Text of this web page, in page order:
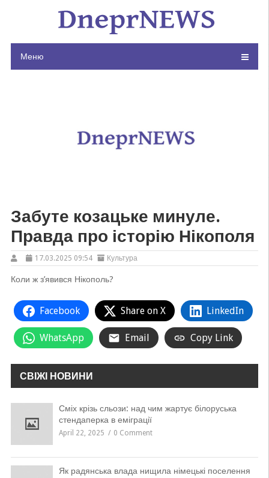
Меню
Забуте козацьке минуле.
Правда про історію Нікополя
17.03.2025 09:54 Культура
Коли ж з’явився Нікополь?
Facebook Share on X LinkedIn
WhatsApp Email Copy Link
СВІЖІ НОВИНИ
Сміх крізь сльози: над чим жартує білоруська
стендаперка в еміграції
April 22, 2025 0 Comment
Як радянська влада нищила німецькі поселення